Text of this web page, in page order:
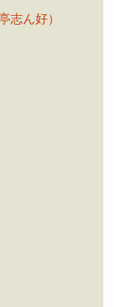
志ん好）